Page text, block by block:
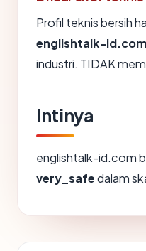
Profil teknis bersih
englishtalk-id.com
industri. TIDAK
Intinya
englishtalk-id.com
very_safedalam